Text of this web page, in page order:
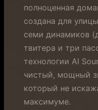
полноценная
создана для
семи динамиков
твитера и три
технологии AI
чистый, мощный
который не
максимуме.